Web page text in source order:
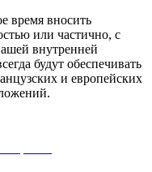
время вносить
или частично, с
внутренней
будут обеспечивать
и европейских